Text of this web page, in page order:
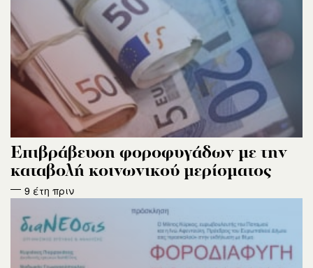
Επιβράβευση φοροφυγάδων με την
καταβολή κοινωνικού μερίσματος
9 έτη πριν